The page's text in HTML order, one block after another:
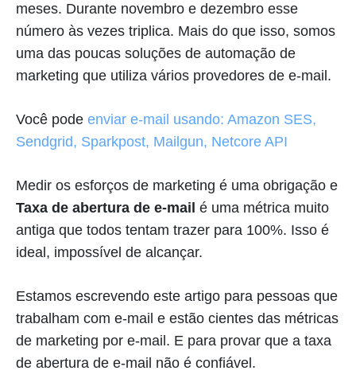
meses. Durante novembro e dezembro esse
número às vezes triplica. Mais do que isso, somos
uma das poucas soluções de automação de
marketing que utiliza vários provedores de e-mail.
Você pode enviar e-mail usando: Amazon SES,
Sendgrid, Sparkpost, Mailgun, Netcore API
Medir os esforços de marketing é uma obrigação e
Taxa de abertura de e-mail é uma métrica muito
antiga que todos tentam trazer para 100%. Isso é
ideal, impossível de alcançar.
Estamos escrevendo este artigo para pessoas que
trabalham com e-mail e estão cientes das métricas
de marketing por e-mail. E para provar que a taxa
de abertura de e-mail não é confiável.